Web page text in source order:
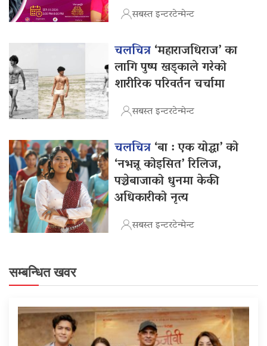
सबस्त इन्टरटेन्मेन्ट
चलचित्र‘महाराजधिराज’ का
लागि पुष्प खड्काले गरेको
शारीरिक परिवर्तन चर्चामा
सबस्त इन्टरटेन्मेन्ट
चलचित्र‘बा : एक योद्धा’ को
‘नभन्नू कोइसित’ रिलिज,
पञ्चेबाजाको धुनमा केकी
अधिकारीको नृत्य
सबस्त इन्टरटेन्मेन्ट
सम्बन्धित खवर